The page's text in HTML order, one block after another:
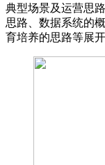
典型场景及运营思
思路、数据系统的
育培养的思路等展开